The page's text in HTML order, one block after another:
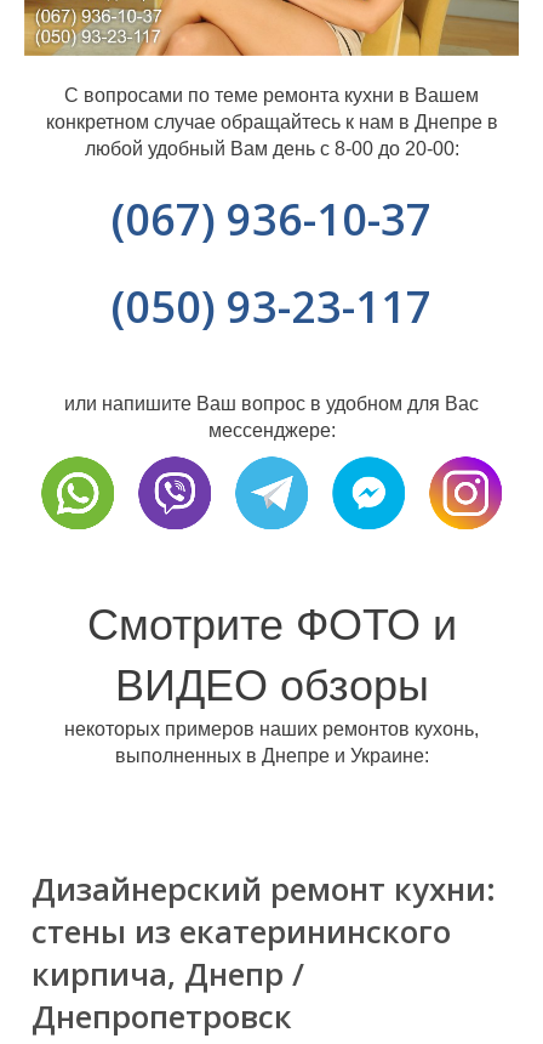
С вопросами по теме ремонта кухни в Вашем
конкретном случае обращайтесь к нам в Днепре в
любой удобный Вам день с 8-00 до 20-00:
(067) 936-10-37
(050) 93-23-117
или напишите Ваш вопрос в удобном для Вас
мессенджере:
Смотрите ФОТО и
ВИДЕО обзоры
некоторых примеров наших ремонтов кухонь,
выполненных в Днепре и Украине:
Дизайнерский ремонт кухни:
стены из екатерининского
кирпича, Днепр /
Днепропетровск